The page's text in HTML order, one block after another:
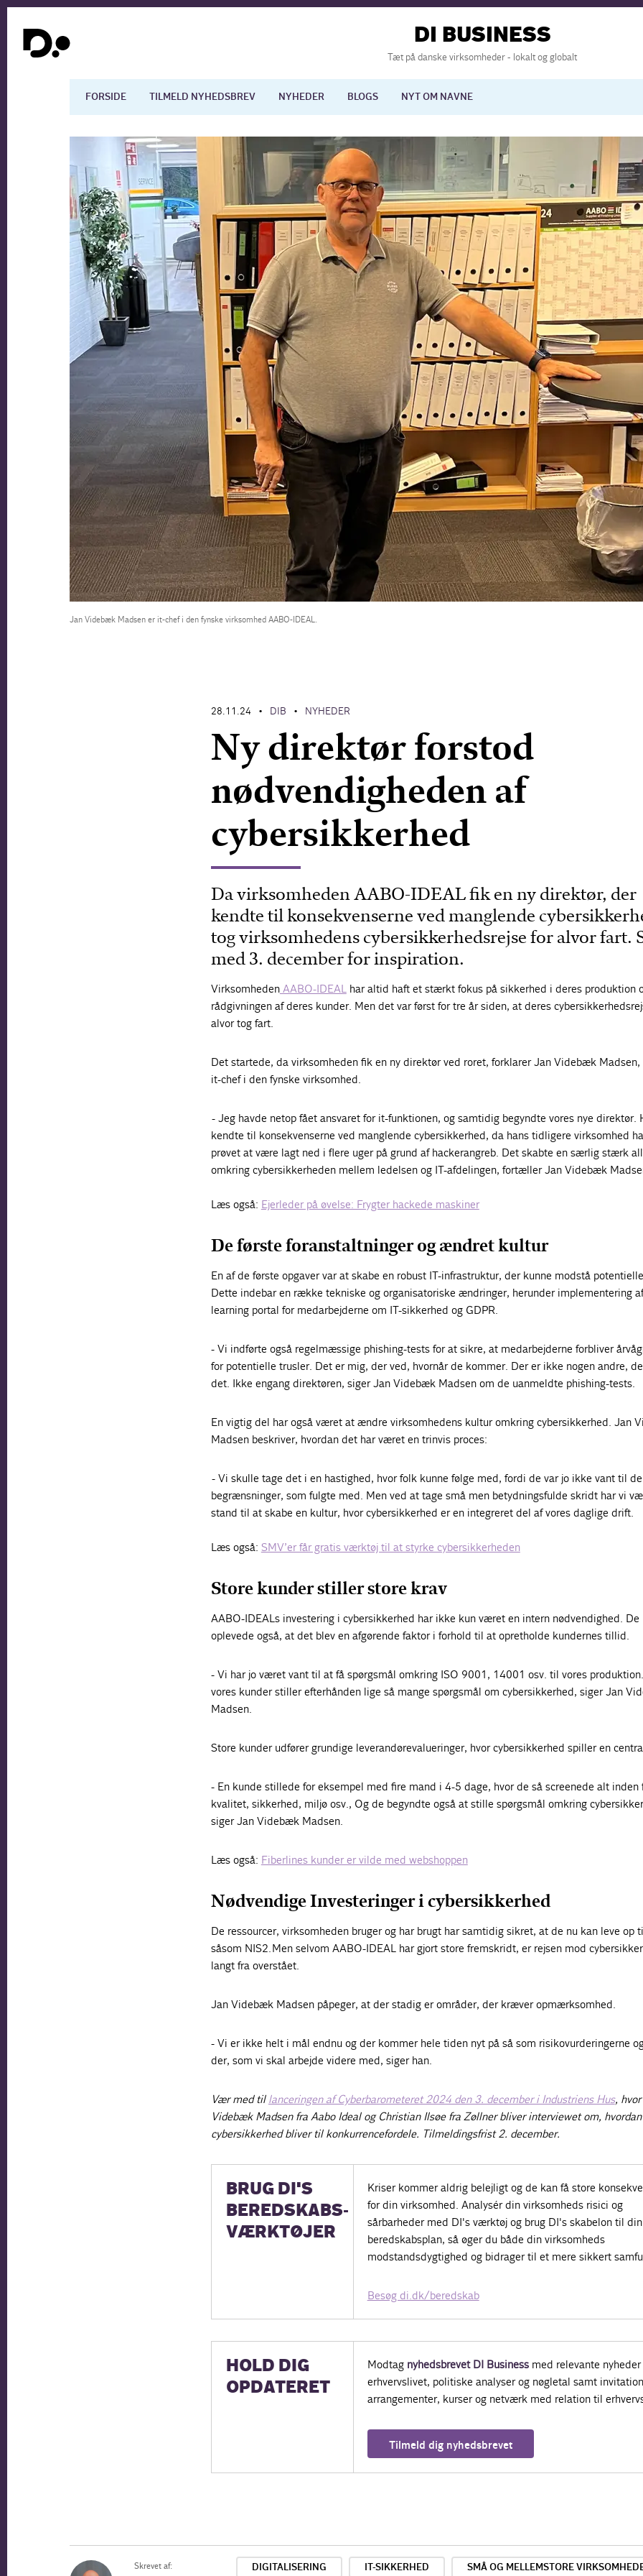
DI BUSINESS
Tæt på danske virksomheder - lokalt og globalt
FORSIDE TILMELD NYHEDSBREV NYHEDER BLOGS NYT OM NAVNE
Dansk økonomi Digitalisering International økonomi
Arbejdsmarkedet Uddannelse Europapolitik
Jan Videbæk Madsen er it-chef i den fynske virksomhed AABO-IDEAL.
28.11.24 • DIB • NYHEDER
Ny direktør forstod
nødvendigheden af
cybersikkerhed
Da virksomheden AABO-IDEAL fik en ny direktør, der
kendte til konsekvenserne ved manglende
tog virksomhedens cybersikkerhedsrejse for alvor fart.
med 3. december for inspiration.
VirksomhedenAABO-IDEALhar altid haft et stærkt fokus på sikkerhed i deres produktion
rådgivningen af deres kunder. Men det var først for tre år siden, at deres
alvor tog fart.
Det startede, da virksomheden fik en ny direktør ved roret, forklarer Jan Videbæk Madsen,
it-chef i den fynske virksomhed.
- Jeg havde netop fået ansvaret for it-funktionen, og samtidig begyndte vores nye direktør.
kendte til konsekvenserne ved manglende cybersikkerhed, da hans tidligere virksomhed
prøvet at være lagt ned i flere uger på grund af hackerangreb. Det skabte en særlig stærk
omkring cybersikkerheden mellem ledelsen og IT-afdelingen, fortæller Jan Videbæk
Læs også: Ejerleder på øvelse: Frygter hackede maskiner
De første foranstaltninger og ændret kultur
En af de første opgaver var at skabe en robust IT-infrastruktur, der kunne modstå
Dette indebar en række tekniske og organisatoriske ændringer, herunder implementering
learning portal for medarbejderne om IT-sikkerhed og GDPR.
- Vi indførte også regelmæssige phishing-tests for at sikre, at medarbejderne forbliver
for potentielle trusler. Det er mig, der ved, hvornår de kommer. Der er ikke nogen andre,
det. Ikke engang direktøren, siger Jan Videbæk Madsen om de uanmeldte phishing-tests.
En vigtig del har også været at ændre virksomhedens kultur omkring cybersikkerhed. Jan
Madsen beskriver, hvordan det har været en trinvis proces:
- Vi skulle tage det i en hastighed, hvor folk kunne følge med, fordi de var jo ikke vant til
begrænsninger, som fulgte med. Men ved at tage små men betydningsfulde skridt har vi
stand til at skabe en kultur, hvor cybersikkerhed er en integreret del af vores daglige drift.
Læs også: SMV’er får gratis værktøj til at styrke cybersikkerheden
Store kunder stiller store krav
AABO-IDEALs investering i cybersikkerhed har ikke kun været en intern nødvendighed. De
oplevede også, at det blev en afgørende faktor i forhold til at opretholde kundernes tillid.
- Vi har jo været vant til at få spørgsmål omkring ISO 9001, 14001 osv. til vores
vores kunder stiller efterhånden lige så mange spørgsmål om cybersikkerhed, siger Jan
Madsen.
Store kunder udfører grundige leverandørevalueringer, hvor cybersikkerhed spiller en
- En kunde stillede for eksempel med fire mand i 4-5 dage, hvor de så screenede alt inden
kvalitet, sikkerhed, miljø osv., Og de begyndte også at stille spørgsmål omkring
siger Jan Videbæk Madsen.
Læs også: Fiberlines kunder er vilde med webshoppen
Nødvendige Investeringer i cybersikkerhed
De ressourcer, virksomheden bruger og har brugt har samtidig sikret, at de nu kan leve op
såsom NIS2. Men selvom AABO-IDEAL har gjort store fremskridt, er rejsen mod
langt fra overstået.
Jan Videbæk Madsen påpeger, at der stadig er områder, der kræver opmærksomhed.
- Vi er ikke helt i mål endnu og der kommer hele tiden nyt på så som risikovurderingerne
der, som vi skal arbejde videre med, siger han.
Vær med til lanceringen af Cyberbarometeret 2024 den 3. december i Industriens Hus,
Videbæk Madsen fra Aabo Ideal og Christian Ilsøe fra Zøllner bliver interviewet om, hvordan
cybersikkerhed bliver til konkurrencefordele. Tilmeldingsfrist 2. december.
BRUG DI'S
BEREDSKABS-
VÆRKTØJER
Kriser kommer aldrig belejligt og de kan få store
for din virksomhed. Analysér din virksomheds risici og
sårbarheder med DI's værktøj og brug DI's skabelon til din
beredskabsplan, så øger du både din virksomheds
modstandsdygtighed og bidrager til et mere sikkert
Besøg di.dk/beredskab
HOLD DIG
OPDATERET
Modtag nyhedsbrevet DI Businessmed relevante nyheder
erhvervslivet, politiske analyser og nøgletal samt
arrangementer, kurser og netværk med relation til
Tilmeld dig nyhedsbrevet
Skrevet af: DIGITALISERING IT-SIKKERHED SMÅ OG MELLEMSTORE